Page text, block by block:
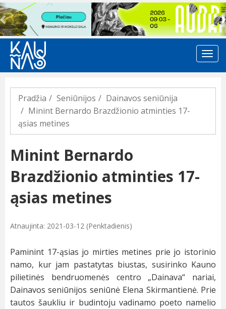
Previous
Pradžia Seniūnijos
Dainavos seniūnija
Minint Bernardo Brazdžionio atminties 17-
ąsias metines
Minint Bernardo
Brazdžionio atminties 17-
ąsias metines
Atnaujinta: 2021-03-12 (Penktadienis)
Paminint 17-ąsias jo mirties metines prie jo istorinio
namo, kur jam pastatytas biustas, susirinko Kauno
pilietinės bendruomenės centro „Dainava“ nariai,
Dainavos seniūnijos seniūnė Elena Skirmantienė. Prie
tautos šaukliu ir budintoju vadinamo poeto namelio